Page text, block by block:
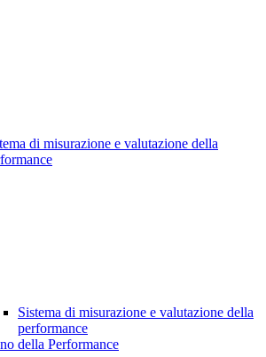
di misurazione e valutazione della
Sistema di misurazione e valutazione della
performance
della Performance